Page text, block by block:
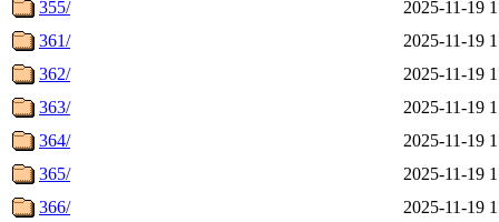
355/
2025-11-19
361/
2025-11-19
362/
2025-11-19
363/
2025-11-19
364/
2025-11-19
365/
2025-11-19
366/
2025-11-19